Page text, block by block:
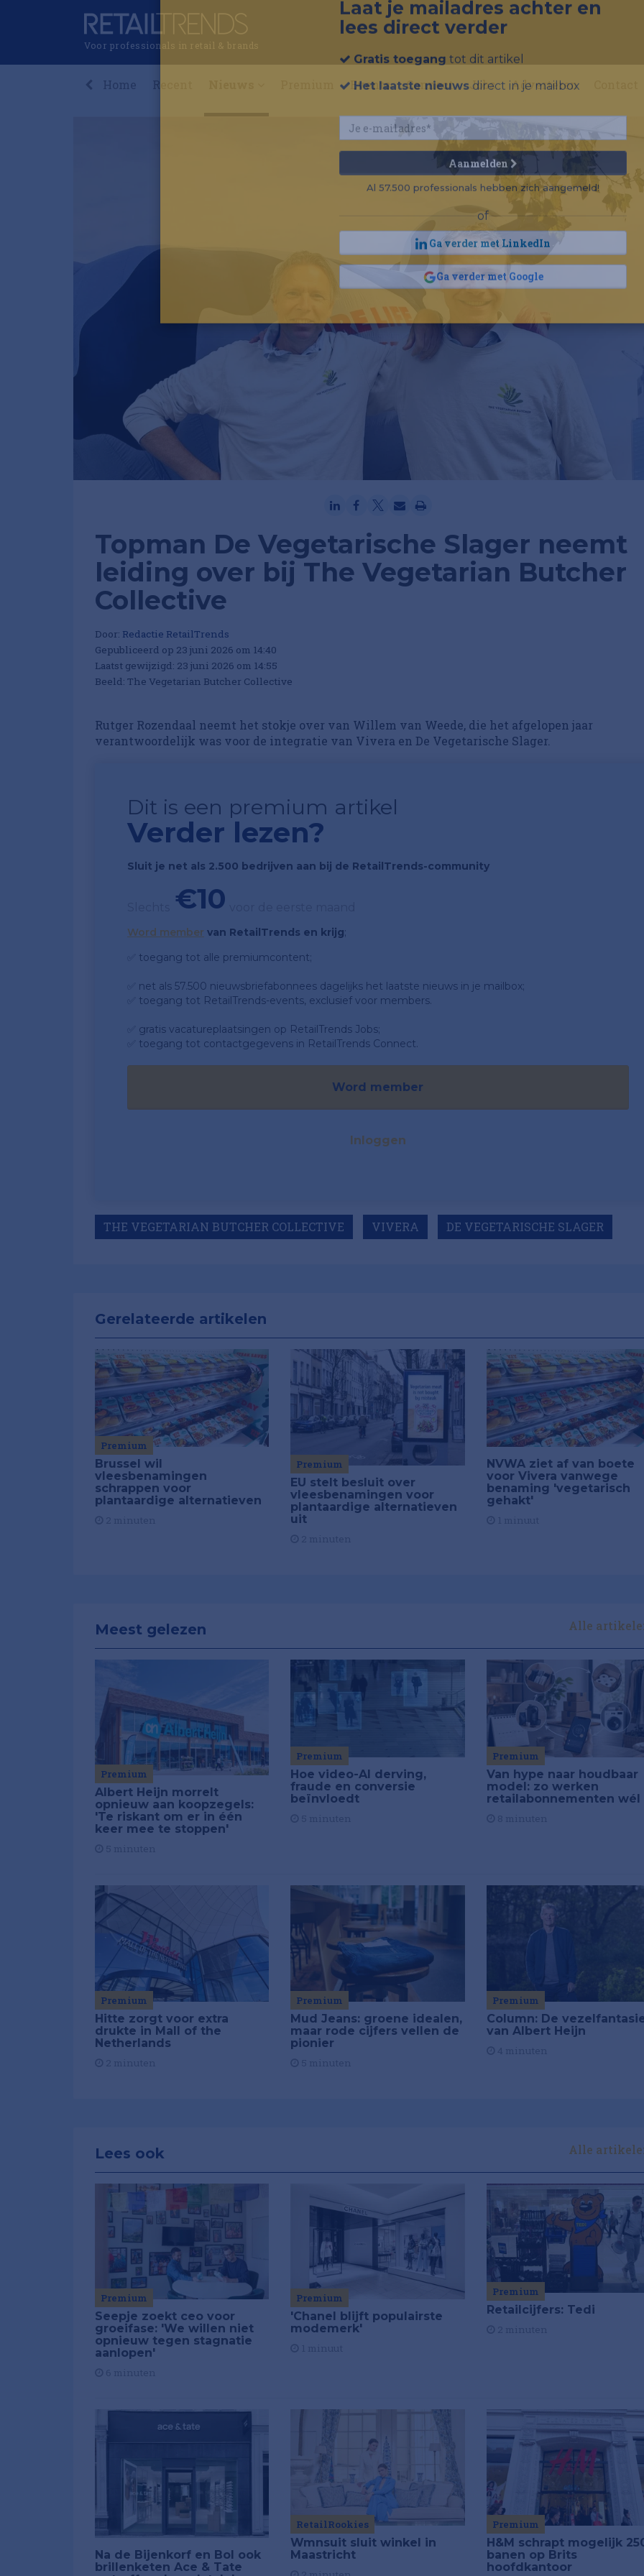
Voor professionals in retail & brands
Home Recent Events Connect Jobs Adverteren
Topman De Vegetarische Slager neemt
leiding over bij The Vegetarian Butcher
Collective
Door: Redactie RetailTrends
Gepubliceerd op 23 juni 2026 om 14:40
Laatst gewijzigd: 23 juni 2026 om 14:55
Beeld: The Vegetarian Butcher Collective
Rutger Rozendaal neemt het stokje over van Willem van Weede, die het afgelopen jaar
verantwoordelijk was voor de integratie van Vivera en De Vegetarische Slager.
Dit is een premium artikel
Verder lezen?
Sluit je net als 2.500 bedrijven aan bij de RetailTrends-community
€10
Word member van RetailTrends en krijg;
✅ toegang tot alle premiumcontent;
✅ net als 57.500 nieuwsbriefabonnees dagelijks het laatste nieuws in je mailbox;
✅ toegang tot RetailTrends-events, exclusief voor members.
✅ gratis vacatureplaatsingen op RetailTrends Jobs;
✅ toegang tot contactgegevens in RetailTrends Connect.
Word member
Inloggen
THE VEGETARIAN BUTCHER COLLECTIVE VIVERA DE VEGETARISCHE SLAGER
Gerelateerde artikelen
Premium
Brussel wil
vleesbenamingen
schrappen voor
plantaardige alternatieven
Premium
EU stelt besluit over
vleesbenamingen voor
plantaardige alternatieven
uit
NVWA ziet af van boete
voor Vivera vanwege
benaming 'vegetarisch
gehakt'
Meest gelezen Alle
Premium
Albert Heijn morrelt
opnieuw aan koopzegels:
'Te riskant om er in één
keer mee te stoppen'
Premium
Hoe video-AI derving,
fraude en conversie
beïnvloedt
Premium
Van hype naar houdbaar
model: zo werken
retailabonnementen wél
Premium
Hitte zorgt voor extra
drukte in Mall of the
Netherlands
Premium
Mud Jeans: groene idealen,
maar rode cijfers vellen de
pionier
Premium
Column: De
van Albert Heijn
Lees ook Alle
Premium
Seepje zoekt ceo voor
groeifase: 'We willen niet
opnieuw tegen stagnatie
aanlopen'
Premium
'Chanel blijft populairste
modemerk'
Premium
Retailcijfers: Tedi
Na de Bijenkorf en Bol ook
brillenketen Ace & Tate
RetailRookies
Wmnsuit sluit winkel in
Maastricht
Premium
H&M schrapt mogelijk
banen op Brits
hoofdkantoor
Laat je mailadres achter en
lees direct verder
Gratis toegangtot dit artikel
Aanmelden
Al 57.500 professionals hebben zich aangemeld!
of
Ga verder met LinkedIn
Ga verder met Google